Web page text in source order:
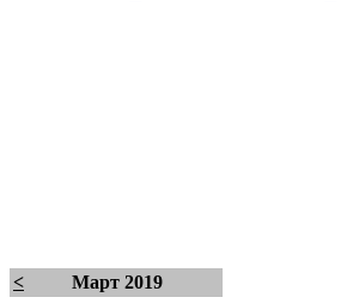
<
Март 2019